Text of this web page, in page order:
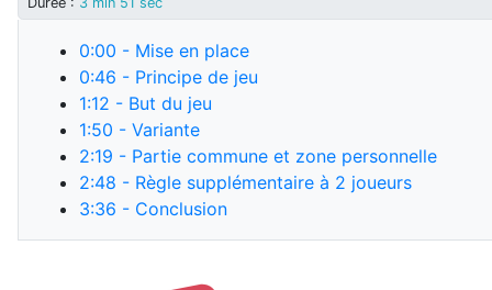
0:00 - Mise en place
0:46 - Principe de jeu
1:12 - But du jeu
1:50 - Variante
2:19 - Partie commune et zone personnelle
2:48 - Règle supplémentaire à 2 joueurs
3:36 - Conclusion